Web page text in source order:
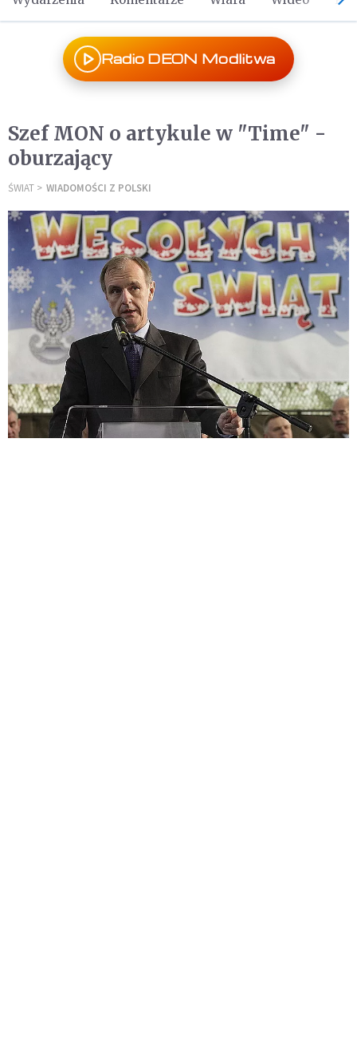
Radio DEON Modlitwa
Szef MON o artykule w "Time" -
oburzający
ŚWIAT WIADOMOŚCI Z POLSKI